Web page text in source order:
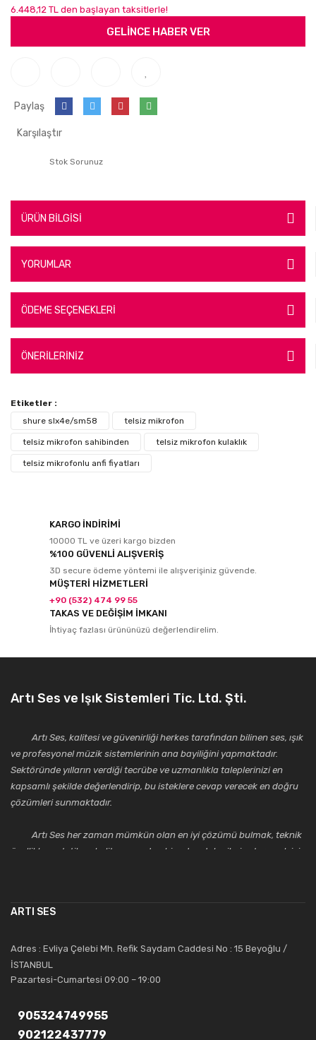
6.448,12 TL den başlayan taksitlerle!
GELİNCE HABER VER
Paylaş
Karşılaştır
Stok Sorunuz
ÜRÜN BİLGİSİ
YORUMLAR
ÖDEME SEÇENEKLERİ
ÖNERİLERİNİZ
Etiketler :
shure slx4e/sm58
telsiz mikrofon
telsiz mikrofon sahibinden telsiz mikrofon kulaklık
telsiz mikrofonlu anfi fiyatları
KARGO İNDİRİMİ
10000 TL ve üzeri kargo bizden
%100 GÜVENLİ ALIŞVERİŞ
3D secure ödeme yöntemi ile alışverişiniz güvende.
MÜŞTERİ HİZMETLERİ
+90 (532) 474 99 55
TAKAS VE DEĞİŞİM İMKANI
İhtiyaç fazlası ürününüzü değerlendirelim.
Artı Ses ve Işık Sistemleri Tic. Ltd. Şti.
Artı Ses, kalitesi ve güvenirliği herkes tarafından bilinen ses, ışık
ve profesyonel müzik sistemlerinin ana bayiliğini yapmaktadır.
Sektöründe yılların verdiği tecrübe ve uzmanlıkla taleplerinizi en
kapsamlı şekilde değerlendirip, bu isteklere cevap verecek en doğru
çözümleri sunmaktadır.
Artı Ses her zaman mümkün olan en iyi çözümü bulmak, teknik
özellikler, estetik ve kalite açısından bir adım daha ileriye taşımak için
saygıdeğer yerini kazanmıştır.
Artı Ses, güler yüzü ve deneyimi ile bu gün ve gelecekte
güvenebileceğiniz bir tercihtir.
ARTI SES
Adres : Evliya Çelebi Mh. Refik Saydam Caddesi No : 15 Beyoğlu /
İSTANBUL
Pazartesi-Cumartesi 09:00 – 19:00
905324749955
902122437779